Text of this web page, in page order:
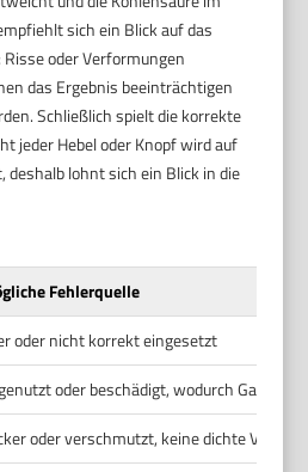
sich ein Blick auf das
oder Verformungen
das Ergebnis beeinträchtigen
Schließlich spielt die korrekte
jeder Hebel oder Knopf wird auf
deshalb lohnt sich ein Blick in die
Fehlerquelle
oder nicht korrekt eingesetzt
oder beschädigt, wodurch Gas
oder verschmutzt, keine dichte